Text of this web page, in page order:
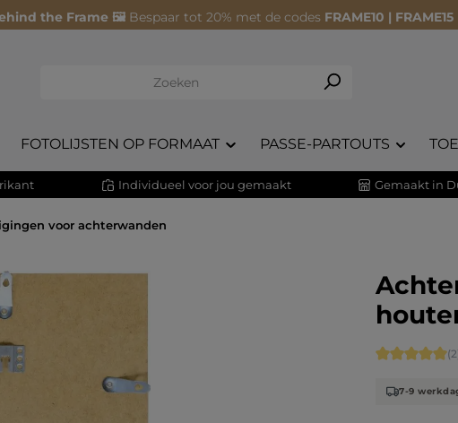
the Frame 🖼️ Bespaar tot 20% met de codes FRAME10 |
FOTOLIJSTEN OP FORMAAT PASSE-PARTOUTS
Individueel voor jou gemaakt Gemaakt in
voor achterwanden
7-9